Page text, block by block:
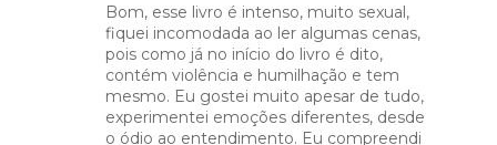
Bom, esse livro é intenso, muito sexual,
fiquei incomodada ao ler algumas cenas,
pois como já no início do livro é dito,
contém violência e humilhação e tem
mesmo. Eu gostei muito apesar de tudo,
experimentei emoções diferentes, desde
o ódio ao entendimento. Eu compreendi